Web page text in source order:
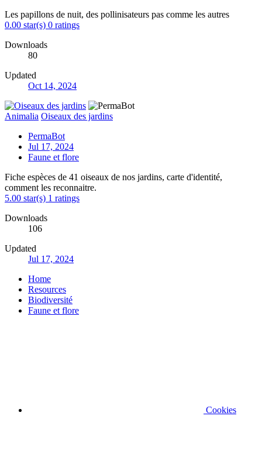
Les papillons de nuit, des pollinisateurs pas comme les autres
0.00 star(s) 0 ratings
Downloads
80
Updated
Oct 14, 2024
Animalia Oiseaux des jardins
PermaBot
Jul 17, 2024
Faune et flore
Fiche espèces de 41 oiseaux de nos jardins, carte d'identité,
comment les reconnaitre.
5.00 star(s) 1 ratings
Downloads
106
Updated
Jul 17, 2024
Home
Resources
Biodiversité
Faune et flore
Cookies